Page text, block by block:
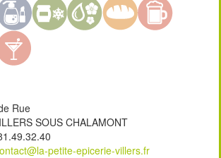
Rue
SOUS CHALAMONT
petite-epicerie-villers.fr